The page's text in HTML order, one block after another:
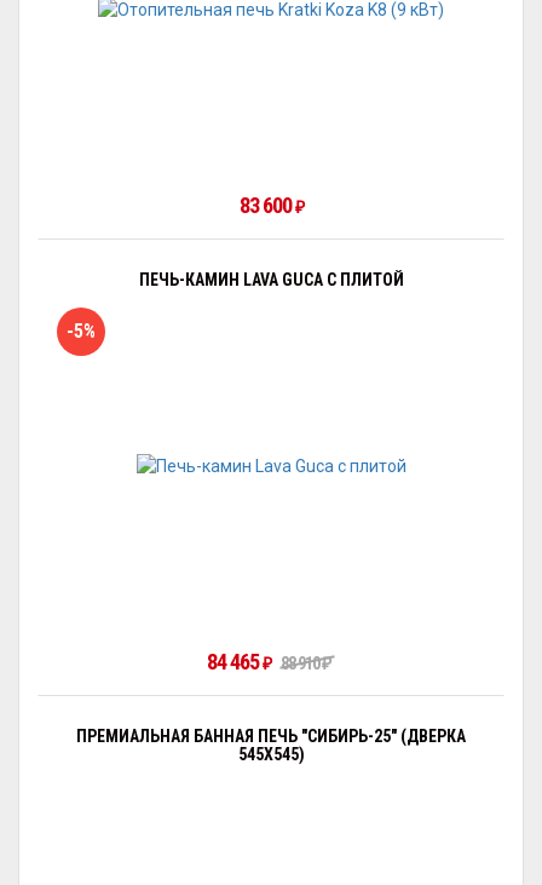
83 600 ₽
ПЕЧЬ-КАМИН LAVA GUCA С ПЛИТОЙ
-5%
84 465 ₽ 88 910₽
ПРЕМИАЛЬНАЯ БАННАЯ ПЕЧЬ "СИБИРЬ-25" (ДВЕРКА
545Х545)